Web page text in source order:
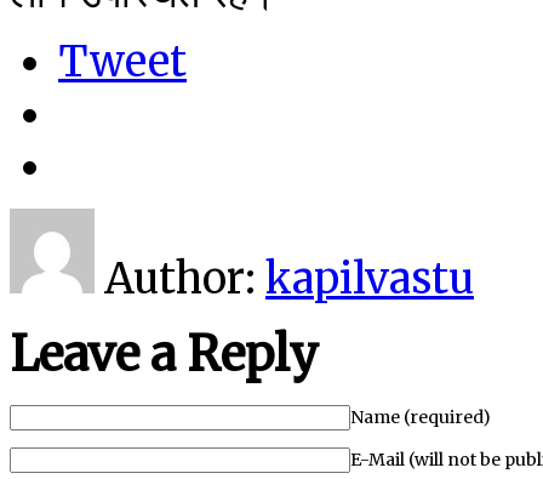
Tweet
Author: kapilvastu
Leave a Reply
Name (required)
E-Mail (will not be